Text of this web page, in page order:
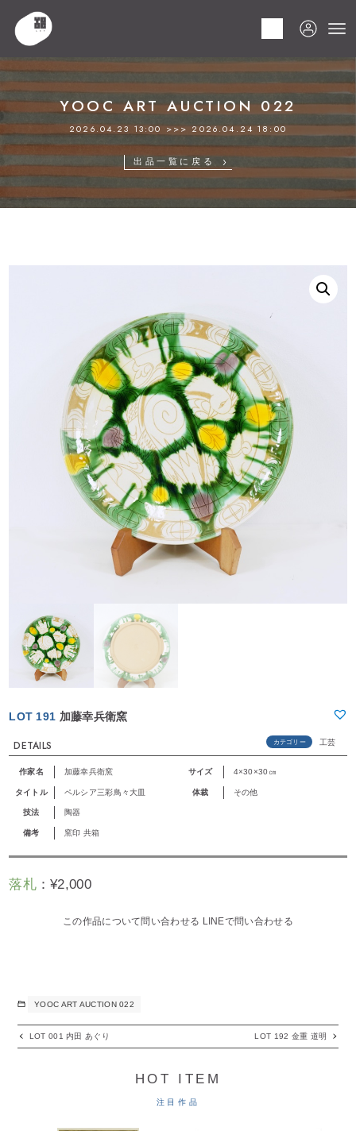
HOME
YOOC ART AUCTION 022
2026.04.23 13:00 >>> 2026.04.24 18:00
出品一覧に戻る
LOT 191 加藤幸兵衛窯
DETAILS カテゴリー 工芸
作家名 加藤幸兵衛窯 サイズ 4×30×30㎝
タイトル ペルシア三彩鳥々大皿 体裁 その他
技法 陶器
備考 窯印 共箱
落札：¥2,000
この作品について問い合わせる LINEで問い合わせる
YOOC ART AUCTION 022
LOT 001 内田 あぐり LOT 192 金重 道明
HOT ITEM
注目作品